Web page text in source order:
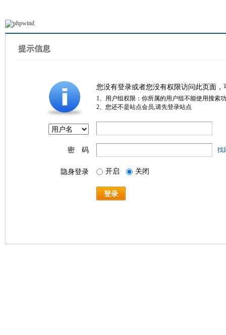
提示信息
您没有登录或者您没有权限访问此页面
1、用户组权限：你所属的用户组不能使用搜索
2、您还不是站点会员,请先登录站点
密 码 找
隐身登录 开启 关闭
登录